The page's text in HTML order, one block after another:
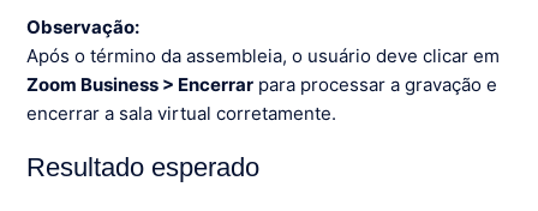
Observação:
Após o término da assembleia, o usuário deve clicar em
Zoom Business > Encerrar para processar a gravação e
encerrar a sala virtual corretamente.
Resultado esperado